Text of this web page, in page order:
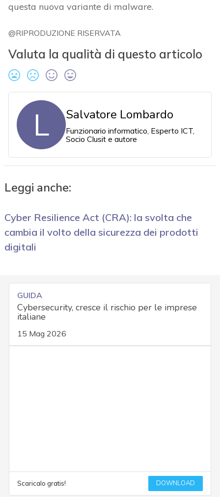
questa nuova variante di malware.
@RIPRODUZIONE RISERVATA
Valuta la qualità di questo articolo
L Salvatore Lombardo
Funzionario informatico, Esperto ICT,
Socio Clusit e autore
Leggi anche:
Cyber Resilience Act (CRA): la svolta che
cambia il volto della sicurezza dei prodotti
digitali
GUIDA
Cybersecurity, cresce il rischio per le imprese
italiane
15 Mag 2026
Scaricalo gratis! DOWNLOAD